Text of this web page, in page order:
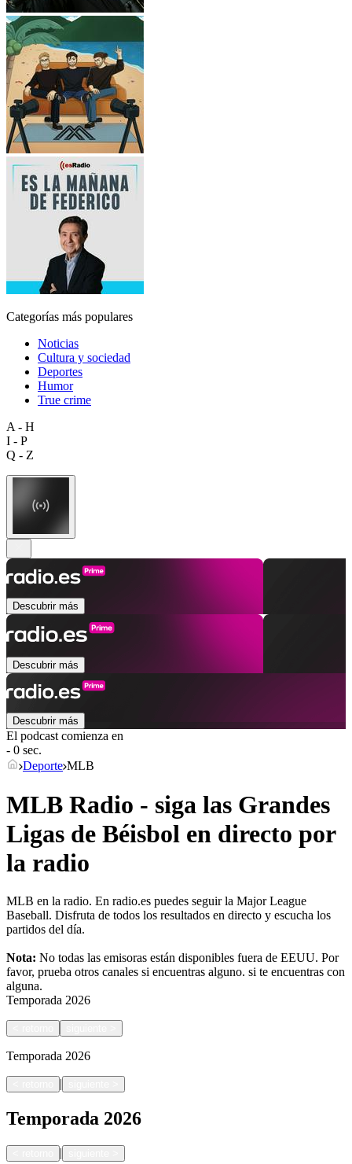
Categorías más populares
Noticias
Cultura y sociedad
Deportes
Humor
True crime
A - H
I - P
Q - Z
Descubrir más
Descubrir más
Descubrir más
El podcast comienza en
- 0 sec.
Deporte MLB
MLB Radio - siga las Grandes
Ligas de Béisbol en directo por
la radio
MLB en la radio. En radio.es puedes seguir la Major League
Baseball. Disfruta de todos los resultados en directo y escucha los
partidos del día.
Nota: No todas las emisoras están disponibles fuera de EEUU. Por
favor, prueba otros canales si encuentras alguno. si te encuentras con
alguna.
Temporada 2026
Temporada 2026
|
Temporada 2026
|